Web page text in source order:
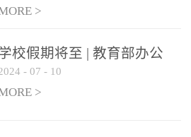
色家居
>
校假期将至 | 教育部办公
关于加强学校新建校舍室
空气质量管理通知
- 07 - 10
>